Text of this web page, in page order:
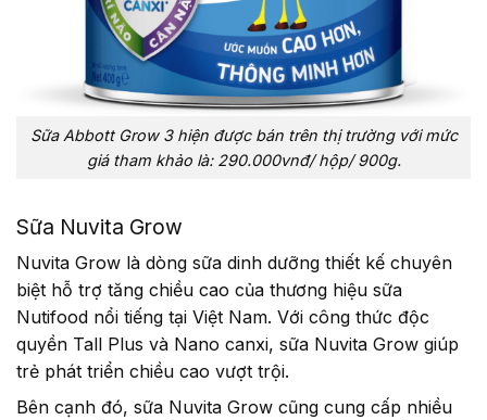
Sữa Abbott Grow 3 hiện được bán trên thị trường với mức
giá tham khảo là: 290.000vnđ/ hộp/ 900g.
Sữa Nuvita Grow
Nuvita Grow là dòng sữa dinh dưỡng thiết kế chuyên
biệt hỗ trợ tăng chiều cao của thương hiệu sữa
Nutifood nổi tiếng tại Việt Nam. Với công thức độc
quyền Tall Plus và Nano canxi, sữa Nuvita Grow giúp
trẻ phát triển chiều cao vượt trội.
Bên cạnh đó, sữa Nuvita Grow cũng cung cấp nhiều